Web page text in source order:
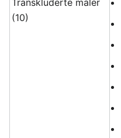
Transkluderte maler
(10)